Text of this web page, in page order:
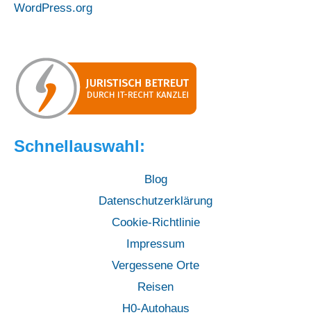
WordPress.org
Schnellauswahl:
Blog
Datenschutzerklärung
Cookie-Richtlinie
Impressum
Vergessene Orte
Reisen
H0-Autohaus